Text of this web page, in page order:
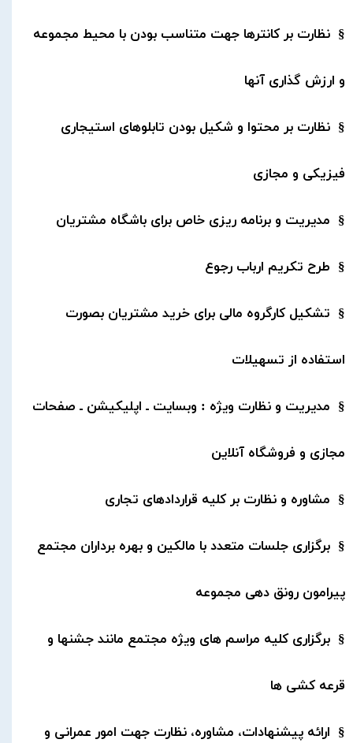
§ نظارت بر کانترها جهت متناسب بودن با محیط مجموعه
و ارزش گذاری آنها
§ نظارت بر محتوا و شکیل بودن تابلوهای استیجاری
فیزیکی و مجازی
§ مدیریت و برنامه ریزی خاص برای باشگاه مشتریان
§ طرح تکریم ارباب رجوع
§ تشکیل کارگروه مالی برای خرید مشتریان بصورت
استفاده از تسهیلات
§ مدیریت و نظارت ویژه : وبسایت ـ اپلیکیشن ـ صفحات
مجازی و فروشگاه آنلاین
§ مشاوره و نظارت بر کلیه قراردادهای تجاری
§ برگزاری جلسات متعدد با مالکین و بهره برداران مجتمع
پیرامون رونق دهی مجموعه
§ برگزاری کلیه مراسم های ویژه مجتمع مانند جشنها و
قرعه کشی ها
§ ارائه پیشنهادات، مشاوره، نظارت جهت امور عمرانی و